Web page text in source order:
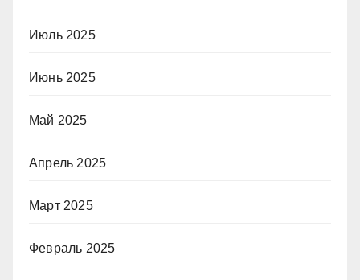
Июль 2025
Июнь 2025
Май 2025
Апрель 2025
Март 2025
Февраль 2025